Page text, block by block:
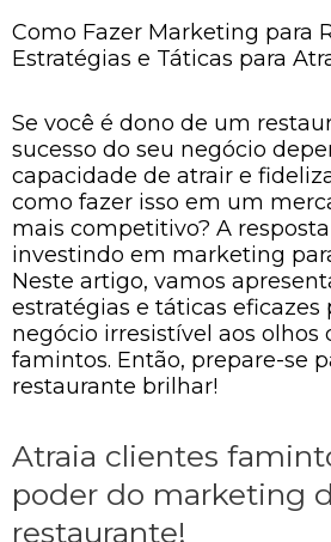
Como Fazer Marketing para
Estratégias e Táticas para
Se você é dono de um
sucesso do seu negócio
capacidade de atrair e
como fazer isso em um
mais competitivo? A
investindo em marketing
Neste artigo, vamos
estratégias e táticas eficazes
negócio irresistível aos olhos
famintos. Então, prepare-se
restaurante brilhar!
Atraia clientes
poder do marketing
restaurante!